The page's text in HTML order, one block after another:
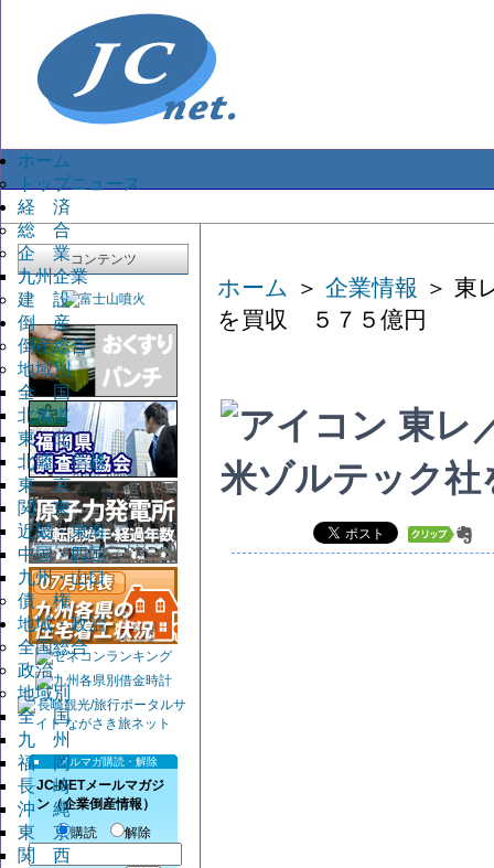
ホーム
トップニュース
経 済
総 合
企 業
九州企業
建 設
倒 産
倒産総合
地域別
全 国
北海道
東 北
北陸・信越
東 京
関 東
近畿・東海
中国・四国
九州・山口
債 権
地域・政治
全国総合
政治
地域別
全 国
九 州
福 岡
長 崎
沖 縄
東 京
関 西
コンテンツ
メルマガ購読・解除
JC-NETメールマガジ
ン（企業倒産情報）
購読
解除
ホーム ＞ 企業情報 ＞ 東
を買収 ５７５億円
東レ
米ゾルテック